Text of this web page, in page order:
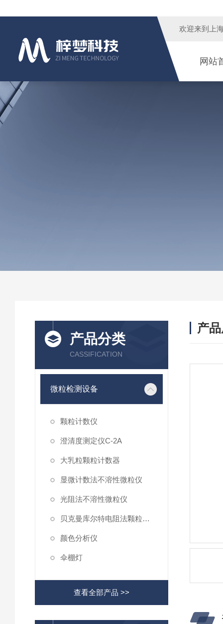
欢迎来到 上
网站
产品分类
CASSIFICATION
微粒检测设备
颗粒计数仪
澄清度测定仪C-2A
大乳粒颗粒计数器
显微计数法不溶性微粒仪
光阻法不溶性微粒仪
贝克曼库尔特电阻法颗粒计数器
颜色分析仪
伞棚灯
查看全部产品 >>
产